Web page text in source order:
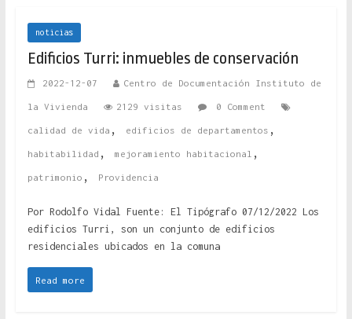
noticias
Edificios Turri: inmuebles de conservación
2022-12-07 Centro de Documentación Instituto de
la Vivienda 2129 visitas 0 Comment
calidad de vida , edificios de departamentos ,
habitabilidad , mejoramiento habitacional ,
patrimonio , Providencia
Por Rodolfo Vidal Fuente: El Tipógrafo 07/12/2022 Los
edificios Turri, son un conjunto de edificios
residenciales ubicados en la comuna
Read more